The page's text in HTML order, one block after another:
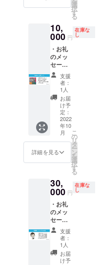
※絵本の
サーロ
ゴの掲
載につ
いては
個別に
メール
にて調
整し、
ロゴ
データ
や掲載
名称を
ご教示
くださ
い。法
人で
も、個
ただけ
ます。
※クリア
ファイ
ルにつ
いて
は、絵
本と同
様の住
所宛に
まとめ
絵本
データ
をメー
ルにて
お届け
いたし
ます。
選
択
す
る
10,
000 円
在庫な
し
・お礼
のメッ
セージ
・絵本
データ
の先行
配信 ・
印刷し
た絵本
を郵送
でお届
け ・
Podcas
t番組
『パパ
ゲーノ
基地』
にゲス
トとし
て出演
※絵本
データ
はPDF
をメー
ルにて
お届け
いたし
支援
者：
1人
お届
け予
定：
2022
年10
月
詳細を見る
こ
の
リ
タ
ー
ン
を
選
択
す
る
30,
000 円
在庫な
し
・お礼
のメッ
セージ
・絵本
データ
の先行
配信 ・
印刷し
支援
者：
1人
お届
け予